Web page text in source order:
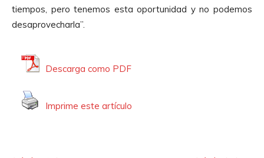
tiempos, pero tenemos esta oportunidad y no podemos
desaprovecharla”.
Descarga como PDF
Imprime este artículo